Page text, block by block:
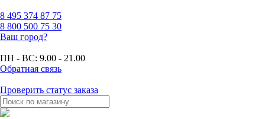
8 495 374 87 75
8 800 500 75 30
Ваш город?
ПН - ВС: 9.00 - 21.00
Обратная связь
Проверить статус заказа